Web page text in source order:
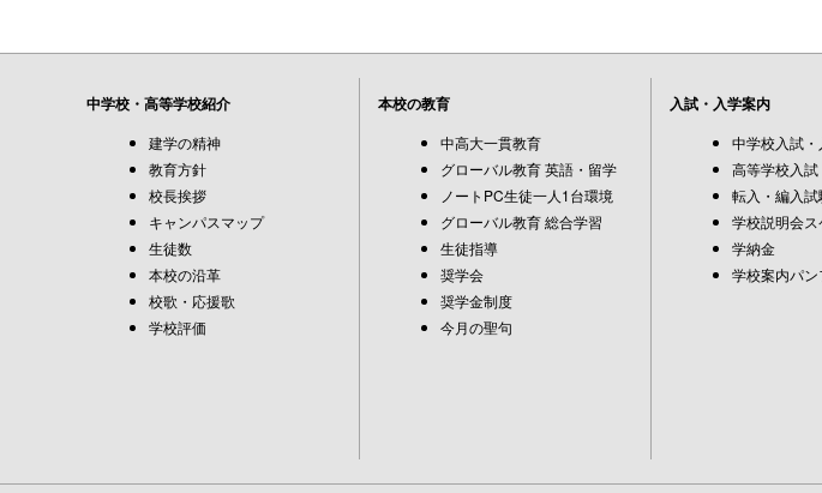
中学校・高等学校紹介
建学の精神
教育方針
校長挨拶
キャンパスマップ
生徒数
本校の沿革
校歌・応援歌
学校評価
本校の教育
中高大一貫教育
グローバル教育 英語・留学
ノートPC生徒一人1台環境
グローバル教育 総合学習
生徒指導
奨学会
奨学金制度
今月の聖句
入試・入学案内
中学校入試
高等学校入
転入・編入試
学校説明会
学納金
学校案内パ